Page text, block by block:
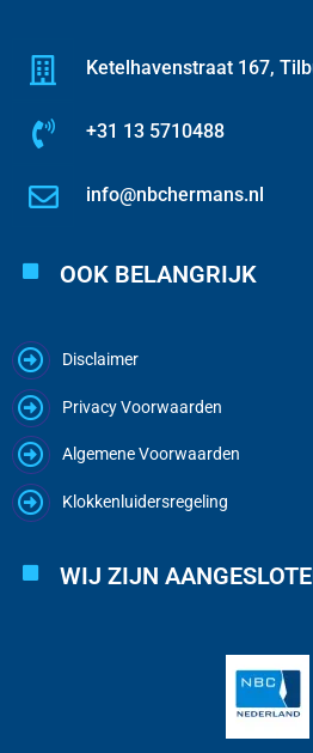
Ketelhavenstraat 167,
+31 13 5710488
info@nbchermans.nl
OOK BELANGRIJK
Disclaimer
Privacy Voorwaarden
Algemene Voorwaarden
Klokkenluidersregeling
WIJ ZIJN